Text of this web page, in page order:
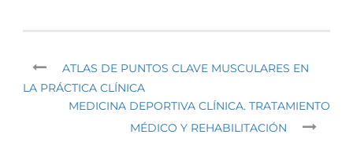
ATLAS DE PUNTOS CLAVE MUSCULARES EN
LA PRÁCTICA CLÍNICA
MEDICINA DEPORTIVA CLÍNICA. TRATAMIENTO
MÉDICO Y REHABILITACIÓN